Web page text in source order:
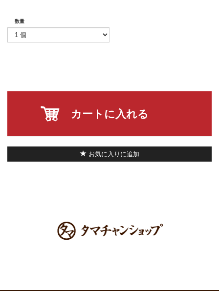
数量
カートに入れる
お気に入りに追加